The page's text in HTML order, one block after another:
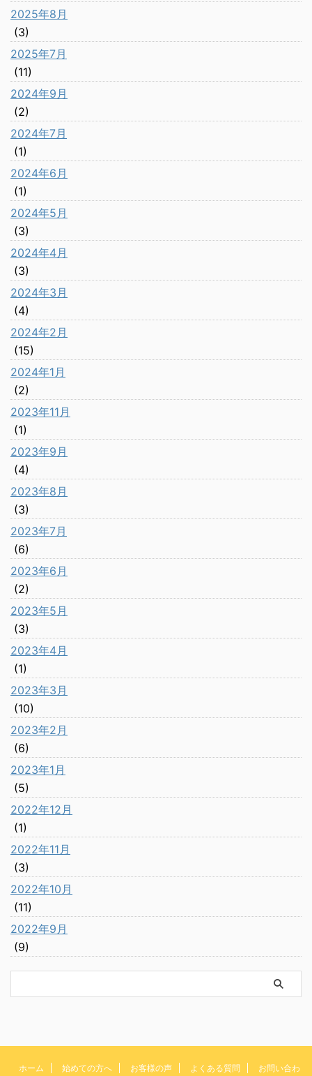
2025年8月
(3)
2025年7月
(11)
2024年9月
(2)
2024年7月
(1)
2024年6月
(1)
2024年5月
(3)
2024年4月
(3)
2024年3月
(4)
2024年2月
(15)
2024年1月
(2)
2023年11月
(1)
2023年9月
(4)
2023年8月
(3)
2023年7月
(6)
2023年6月
(2)
2023年5月
(3)
2023年4月
(1)
2023年3月
(10)
2023年2月
(6)
2023年1月
(5)
2022年12月
(1)
2022年11月
(3)
2022年10月
(11)
2022年9月
(9)
ホーム 始めての方へ お客様の声 よくある質問 お問い合わ